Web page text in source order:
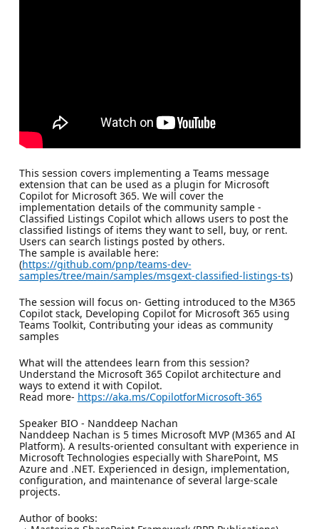
This session covers implementing a Teams message
extension that can be used as a plugin for Microsoft
Copilot for Microsoft 365. We will cover the
implementation details of the community sample -
Classified Listings Copilot which allows users to post the
classified listings of items they want to sell, buy, or rent.
Users can search listings posted by others.
The sample is available here:
(https://github.com/pnp/teams-dev-
samples/tree/main/samples/msgext-classified-listings-ts)
The session will focus on- Getting introduced to the M365
Copilot stack, Developing Copilot for Microsoft 365 using
Teams Toolkit, Contributing your ideas as community
samples
What will the attendees learn from this session?
Understand the Microsoft 365 Copilot architecture and
ways to extend it with Copilot.
Read more- https://aka.ms/CopilotforMicrosoft-365
Speaker BIO - Nanddeep Nachan
Nanddeep Nachan is 5 times Microsoft MVP (M365 and AI
Platform). A results-oriented consultant with experience in
Microsoft Technologies especially with SharePoint, MS
Azure and .NET. Experienced in design, implementation,
configuration, and maintenance of several large-scale
projects.
Author of books: